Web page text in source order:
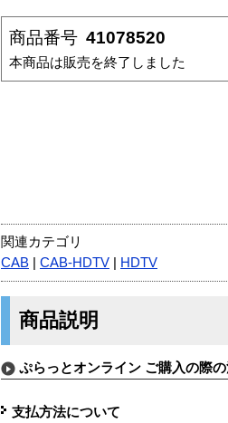
商品番号 41078520
本商品は販売を終了しました
関連カテゴリ
CAB
CAB-HDTV HDTV
商品説明
ぷらっとオンライン ご購入の際
支払方法について